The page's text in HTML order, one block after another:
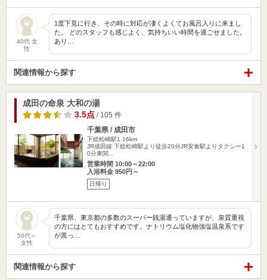
40代 女
性
1度下見に行き、その時に対応が凄くよくてお風呂入りに来まし
た。 どのスタッフも感じよく、気持ちいい時間を過ごせました。
あり…
関連情報から探す
成田の命泉 大和の湯
3.5点 / 105 件
千葉県 / 成田市
下総松崎駅1.16km
JR成田線 下総松崎駅より徒歩20分JR安食駅よりタクシー1
0分東関…
営業時間 10:00～22:00
入浴料金 950円～
日帰り
50代～
女性
千葉県、東京都の多数のスーパー銭湯通っていますが、泉質重視
の方にはとてもおすすめです。ナトリウム塩化物強塩温泉系です
が黒っ…
関連情報から探す